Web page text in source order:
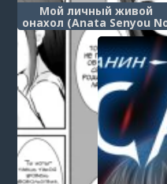
Мой личный живой
онахол (Anata Senyou
Niku Onaho Desu)